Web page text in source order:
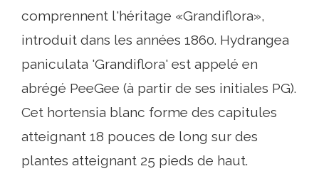
comprennent l'héritage «Grandiflora»,
introduit dans les années 1860. Hydrangea
paniculata 'Grandiflora' est appelé en
abrégé PeeGee (à partir de ses initiales PG).
Cet hortensia blanc forme des capitules
atteignant 18 pouces de long sur des
plantes atteignant 25 pieds de haut.